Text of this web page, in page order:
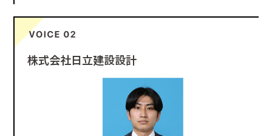
株式会社日立建設設計